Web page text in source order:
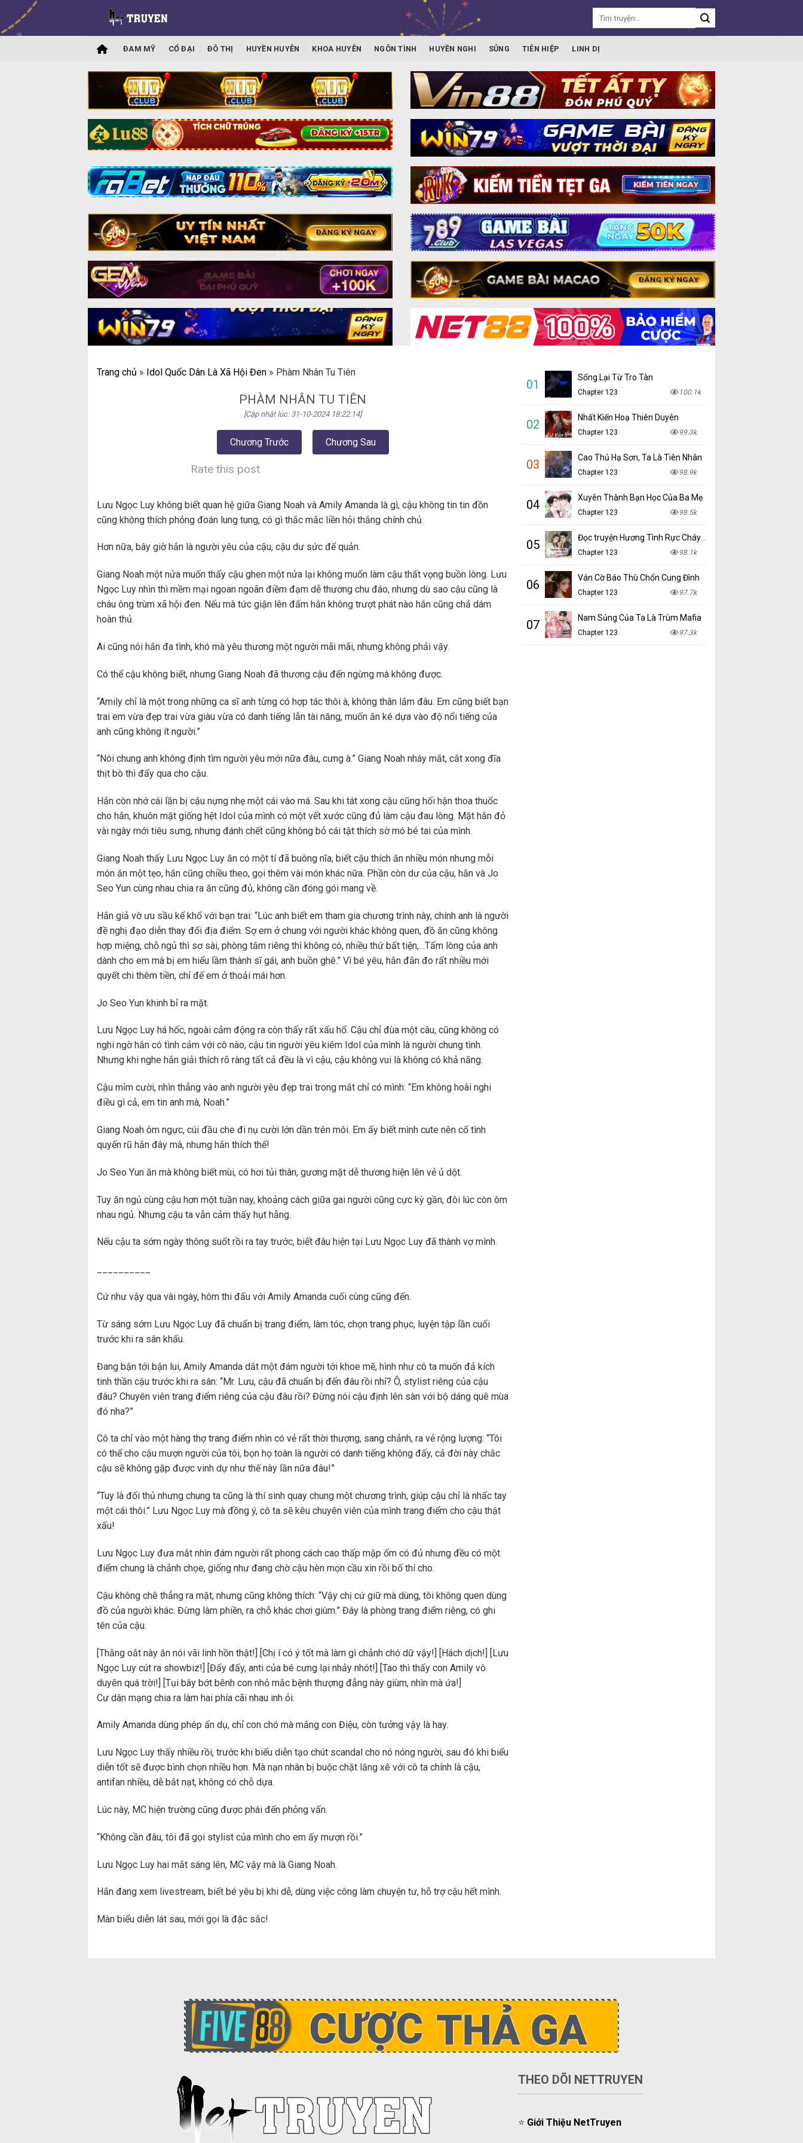
ĐAM MỸ CỔ ĐẠI ĐÔ THỊ HUYỀN HUYỄN KHOA HUYỄN NGÔN TÌNH HUYỀN NGHI SỦNG TIÊN HIỆP LINH DỊ
Trang chủ » Idol Quốc Dân Là Xã Hội Đen » Phàm Nhân Tu Tiên
PHÀM NHÂN TU TIÊN
[Cập nhật lúc: 31-10-2024 18:22:14]
Chương Trước Chương Sau
Rate this post
Lưu Ngọc Luy không biết quan hệ giữa Giang Noah và Amily Amanda là gì, cậu không tin tin đồn
cũng không thích phỏng đoán lung tung, có gì thắc mắc liền hỏi thắng chính chủ.
Hơn nữa, bây giờ hắn là người yêu của cậu, cậu dư sức để quản.
Giang Noah một nửa muốn thấy cậu ghen một nửa lại không muốn làm cậu thất vọng buồn lòng. Lưu
Ngọc Luy nhìn thì mềm mại ngoan ngoãn điềm đạm dễ thương chu đáo, nhưng dù sao cậu cũng là
cháu ông trùm xã hội đen. Nếu mà tức giận lên đấm hắn không trượt phát nào hắn cũng chả dám
hoàn thủ.
Ai cũng nói hắn đa tình, khó mà yêu thương một người mãi mãi, nhưng không phải vậy.
Có thể cậu không biết, nhưng Giang Noah đã thương cậu đến ngừng mà không được.
“Amily chỉ là một trong những ca sĩ anh từng có hợp tác thôi à, không thân lắm đâu. Em cũng biết bạn
trai em vừa đẹp trai vừa giàu vừa có danh tiếng lẫn tài năng, muốn ăn ké dựa vào độ nổi tiếng của
anh cũng không ít người.”
“Nói chung anh không định tìm người yêu mới nữa đâu, cưng à.” Giang Noah nháy mắt, cắt xong đĩa
thịt bò thì đẩy qua cho cậu.
Hắn còn nhớ cái lần bị cậu nựng nhẹ một cái vào má. Sau khi tát xong cậu cũng hối hận thoa thuốc
cho hắn, khuôn mặt giống hệt Idol của mình có một vết xước cũng đủ làm cậu đau lòng. Mặt hắn đỏ
vài ngày mới tiêu sưng, nhưng đánh chết cũng không bỏ cái tật thích sờ mó bé tai của mình.
Giang Noah thấy Lưu Ngọc Luy ăn có một tí đã buông nĩa, biết cậu thích ăn nhiều món nhưng mỗi
món ăn một tẹo, hắn cũng chiều theo, gọi thêm vài món khác nữa. Phần còn dư của cậu, hắn và Jo
Seo Yun cùng nhau chia ra ăn cũng đủ, không cần đóng gói mang về.
Hắn giả vờ ưu sầu kể khổ với bạn trai: “Lúc anh biết em tham gia chương trình này, chính anh là người
đề nghị đạo diễn thay đổi địa điểm. Sợ em ở chung với người khác không quen, đồ ăn cũng không
hợp miệng, chỗ ngủ thì sơ sài, phòng tắm riêng thì không có, nhiều thứ bất tiện,…Tấm lòng của anh
dành cho em mà bị em hiểu lầm thành sĩ gái, anh buồn ghê.” Vì bé yêu, hắn đắn đo rất nhiều mới
quyết chi thêm tiền, chỉ để em ở thoải mái hơn.
Jo Seo Yun khinh bỉ ra mặt.
Lưu Ngọc Luy há hốc, ngoài cảm động ra còn thấy rất xấu hổ. Cậu chỉ đùa một câu, cũng không có
nghi ngờ hắn có tình cảm với cô nào, cậu tin người yêu kiêm Idol của mình là người chung tình.
Nhưng khi nghe hắn giải thích rõ ràng tất cả đều là vì cậu, cậu không vui là không có khả năng.
Cậu mỉm cười, nhìn thẳng vào anh người yêu đẹp trai trong mắt chỉ có mình: “Em không hoài nghi
điều gì cả, em tin anh mà, Noah.”
Giang Noah ôm ngực, cúi đầu che đi nụ cười lớn dần trên môi. Em ấy biết mình cute nên cố tình
quyến rũ hắn đây mà, nhưng hắn thích thế!
Jo Seo Yun ăn mà không biết mùi, có hơi tủi thân, gương mặt dễ thương hiện lên vẻ ủ dột.
Tuy ăn ngủ cùng cậu hơn một tuần nay, khoảng cách giữa gai người cũng cực kỳ gần, đôi lúc còn ôm
nhau ngủ. Nhưng cậu ta vẫn cảm thấy hụt hẫng.
Nếu cậu ta sớm ngày thông suốt rồi ra tay trước, biết đâu hiện tại Lưu Ngọc Luy đã thành vợ mình.
Cứ như vậy qua vài ngày, hôm thi đấu với Amily Amanda cuối cùng cũng đến.
Từ sáng sớm Lưu Ngọc Luy đã chuẩn bị trang điểm, làm tóc, chọn trang phục, luyện tập lần cuối
trước khi ra sân khấu.
Đang bận tới bận lui, Amily Amanda dắt một đám người tới khoe mẽ, hình như cô ta muốn đả kích
tinh thần cậu trước khi ra sân: “Mr. Lưu, cậu đã chuẩn bị đến đâu rồi nhỉ? Ô, stylist riêng của cậu
đâu? Chuyên viên trang điểm riêng của cậu đâu rồi? Đừng nói cậu định lên sàn với bộ dáng quê mùa
đó nha?”
Cô ta chỉ vào một hàng thợ trang điểm nhìn có vẻ rất thời thượng, sang chảnh, ra vẻ rộng lượng: “Tôi
có thể cho cậu mượn người của tôi, bọn họ toàn là người có danh tiếng không đấy, cả đời này chắc
cậu sẽ không gặp được vinh dự như thế này lần nữa đâu!”
“Tuy là đối thủ nhưng chung ta cũng là thí sinh quay chung một chương trình, giúp cậu chỉ là nhấc tay
một cái thôi.” Lưu Ngọc Luy mà đồng ý, cô ta sẽ kêu chuyên viên của mình trang điểm cho cậu thật
xấu!
Lưu Ngọc Luy đưa mắt nhìn đám người rất phong cách cao thấp mập ốm có đủ nhưng đều có một
điểm chung là chảnh chọe, giống như đang chờ cậu hèn mọn cầu xin rồi bố thí cho.
Cậu không chê thẳng ra mặt, nhưng cũng không thích: “Vậy chị cứ giữ mà dùng, tôi không quen dùng
đồ của người khác. Đừng làm phiền, ra chỗ khác chơi giùm.” Đây là phòng trang điểm riêng, có ghi
tên của cậu.
[Thằng oắt này ăn nói vãi linh hồn thật!] [Chị í có ý tốt mà làm gì chảnh chó dữ vậy!] [Hách dịch!] [Lưu
Ngọc Luy cút ra showbiz!] [Đấy đấy, anti của bé cưng lại nhảy nhót!] [Tao thì thấy con Amily vô
duyên quá trời!] [Tụi bây bớt bênh con nhỏ mắc bệnh thượng đẳng này giùm, nhìn mà ứa!]
Cư dân mạng chia ra làm hai phía cãi nhau inh ỏi.
Amily Amanda dùng phép ẩn dụ, chỉ con chó mà mắng con Điệu, còn tưởng vậy là hay.
Lưu Ngọc Luy thấy nhiều rồi, trước khi biểu diễn tạo chút scandal cho nó nóng người, sau đó khi biểu
diễn tốt sẽ được bình chọn nhiều hơn. Mà nạn nhân bị buộc chặt lăng xê với cô ta chính là cậu,
antifan nhiều, dễ bắt nạt, không có chỗ dựa.
Lúc này, MC hiện trường cũng được phái đến phỏng vấn.
“Không cần đâu, tôi đã gọi stylist của mình cho em ấy mượn rồi.”
Lưu Ngọc Luy hai mắt sáng lên, MC vậy mà là Giang Noah.
Hắn đang xem livestream, biết bé yêu bị khi dễ, dùng việc công làm chuyện tư, hỗ trợ cậu hết mình.
Màn biểu diễn lát sau, mới gọi là đặc sắc!
01 Sống Lại Từ Tro Tàn
Chapter 123 100.1k
02 Nhất Kiến Hoạ Thiên Duyên
Chapter 123 99.3k
03 Cao Thủ Hạ Sơn, Ta Là Tiên Nhân
Chapter 123 98.9k
04 Xuyên Thành Bạn Học Của Ba Mẹ
Chapter 123 98.5k
05
Chapter 123 98.1k
06 Ván Cờ Báo Thù Chốn Cung Đình
Chapter 123 97.7k
07 Nam Sủng Của Ta Là Trùm Mafia
Chapter 123 97.3k
THEO DÕI NETTRUYEN
⭐️ Giới Thiệu NetTruyen